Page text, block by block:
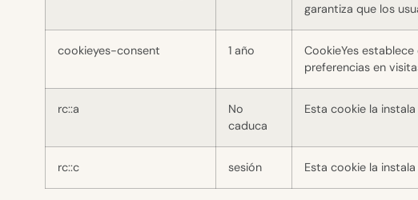
garantiza que los
cookieyes-consent 1 año
CookieYes
preferencias en
rc::a
No
caduca
Esta cookie la
rc::c sesión Esta cookie la